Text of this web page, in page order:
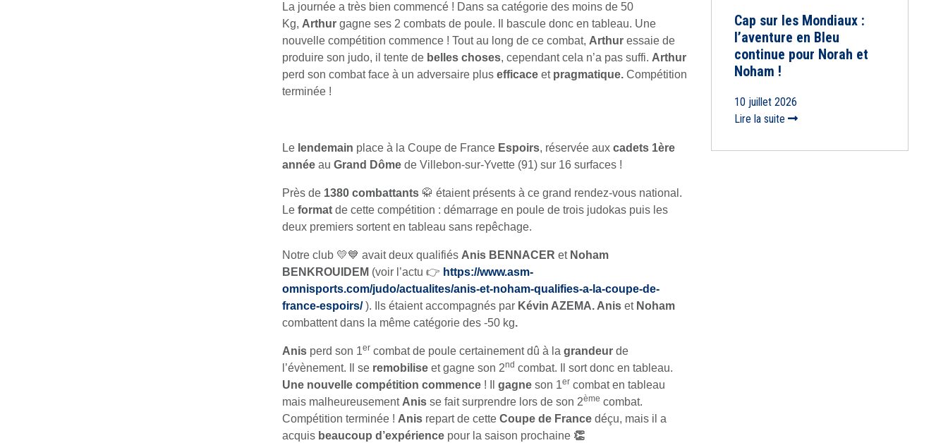
La journée a très bien commencé ! Dans sa catégorie des moins de 50
Kg, Arthur gagne ses 2 combats de poule. Il bascule donc en tableau. Une
nouvelle compétition commence ! Tout au long de ce combat, Arthur essaie de
produire son judo, il tente de belles choses, cependant cela n’a pas suffi. Arthur
perd son combat face à un adversaire plus efficace etpragmatique. Compétition
terminée !
Le lendemain place à la Coupe de France Espoirs, réservée aux cadets 1ère
année au Grand Dôme de Villebon-sur-Yvette (91) sur 16 surfaces !
Près de 1380 combattants 🥋 étaient présents à ce grand rendez-vous national.
Le format de cette compétition : démarrage en poule de trois judokas puis les
deux premiers sortent en tableau sans repêchage.
Notre club 💛💙 avait deux qualifiés Anis BENNACER etNoham
BENKROUIDEM (voir l’actu 👉 https://www.asm-
omnisports.com/judo/actualites/anis-et-noham-qualifies-a-la-coupe-de-
france-espoirs/). Ils étaient accompagnés par Kévin AZEMA. Anis etNoham
combattent dans la même catégorie des -50 kg.
Anis perd son 1er combat de poule certainement dû à la grandeur de
l’évènement. Il se remobilise et gagne son 2nd combat. Il sort donc en tableau.
Une nouvelle compétition commence ! Il gagne son 1er combat en tableau
mais malheureusement Anis se fait surprendre lors de son 2ème combat.
Compétition terminée ! Anis repart de cette Coupe de France déçu, mais il a
acquis beaucoup d’expérience pour la saison prochaine 👏
Cap sur les Mondiaux :
l’aventure en Bleu
continue pour Norah et
Noham !
10 juillet 2026
Lire la suite